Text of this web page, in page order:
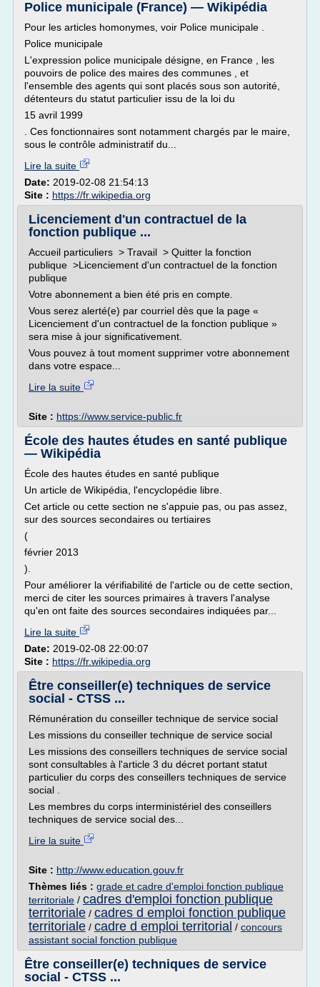
Police municipale (France) — Wikipédia
Pour les articles homonymes, voir Police municipale .
Police municipale
L'expression police municipale désigne, en France , les
pouvoirs de police des maires des communes , et
l'ensemble des agents qui sont placés sous son autorité,
détenteurs du statut particulier issu de la loi du
15 avril 1999
. Ces fonctionnaires sont notamment chargés par le maire,
sous le contrôle administratif du...
Lire la suite
Date: 2019-02-08 21:54:13
Site : https://fr.wikipedia.org
Licenciement d'un contractuel de la
fonction publique ...
Accueil particuliers > Travail > Quitter la fonction
publique >Licenciement d'un contractuel de la fonction
publique
Votre abonnement a bien été pris en compte.
Vous serez alerté(e) par courriel dès que la page «
Licenciement d'un contractuel de la fonction publique »
sera mise à jour significativement.
Vous pouvez à tout moment supprimer votre abonnement
dans votre espace...
Lire la suite
Site : https://www.service-public.fr
École des hautes études en santé publique
— Wikipédia
École des hautes études en santé publique
Un article de Wikipédia, l'encyclopédie libre.
Cet article ou cette section ne s'appuie pas, ou pas assez,
sur des sources secondaires ou tertiaires
(
février 2013
).
Pour améliorer la vérifiabilité de l'article ou de cette section,
merci de citer les sources primaires à travers l'analyse
qu'en ont faite des sources secondaires indiquées par...
Lire la suite
Date: 2019-02-08 22:00:07
Site : https://fr.wikipedia.org
Être conseiller(e) techniques de service
social - CTSS ...
Rémunération du conseiller technique de service social
Les missions du conseiller technique de service social
Les missions des conseillers techniques de service social
sont consultables à l'article 3 du décret portant statut
particulier du corps des conseillers techniques de service
social .
Les membres du corps interministériel des conseillers
techniques de service social des...
Lire la suite
Site : http://www.education.gouv.fr
Thèmes liés : grade et cadre d'emploi fonction publique
territoriale / cadres d'emploi fonction publique
territoriale / cadres d emploi fonction publique
territoriale / cadre d emploi territorial / concours
assistant social fonction publique
Être conseiller(e) techniques de service
social - CTSS ...